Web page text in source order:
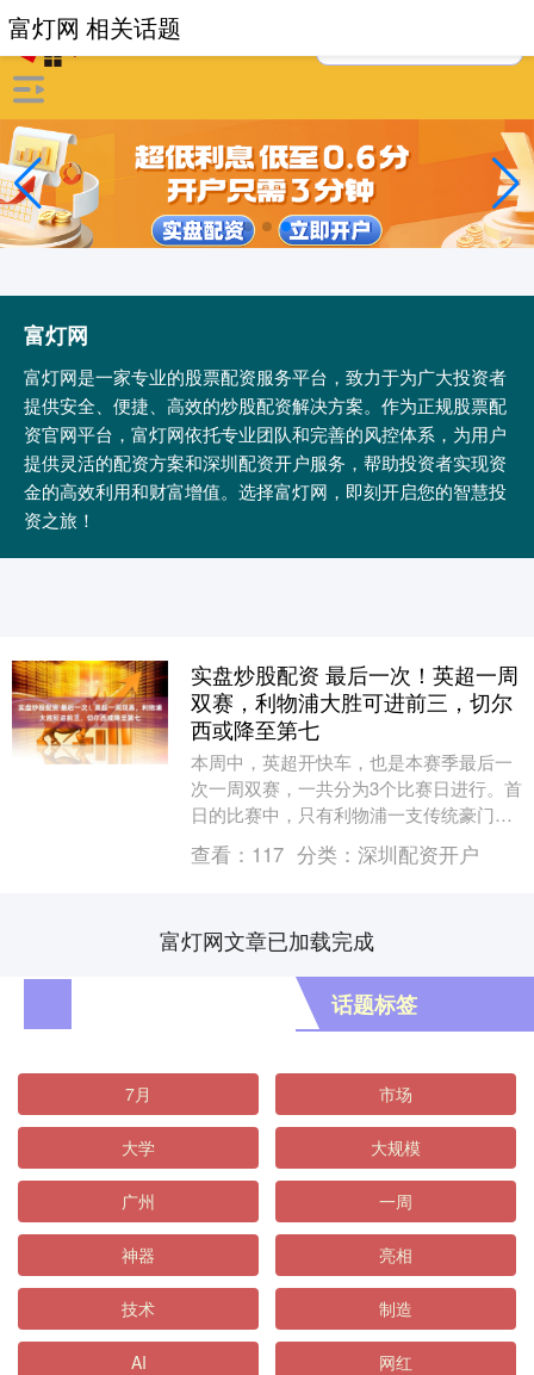
富灯网
富灯网是一家专业的股票配资服务平台，致力于为广大投资者
提供安全、便捷、高效的炒股配资解决方案。作为正规股票配
资官网平台，富灯网依托专业团队和完善的风控体系，为用户
提供灵活的配资方案和深圳配资开户服务，帮助投资者实现资
金的高效利用和财富增值。选择富灯网，即刻开启您的智慧投
资之旅！
富灯网 相关话题
实盘炒股配资 最后一次！英超一周
双赛，利物浦大胜可进前三，切尔
西或降至第七
本周中，英超开快车，也是本赛季最后一
次一周双赛，一共分为3个比赛日进行。首
日的比赛中，只有利物浦一支传统豪门参
与，迎来跟狼队“背靠背”的第一场，同
时，英超“争八....
查看： 117 分类： 深圳配资开户
富灯网文章已加载完成
话题标签
7月 市场
大学 大规模
广州 一周
神器 亮相
技术 制造
AI 网红